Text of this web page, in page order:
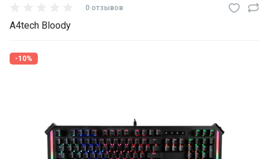
0 отзывов
A4tech Bloody
-10%